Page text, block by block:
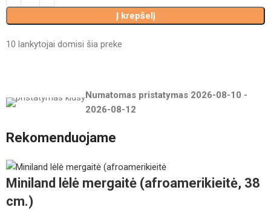
Į krepšelį
10 lankytojai domisi šia preke
Numatomas pristatymas 2026-08-10 -
2026-08-12
Rekomenduojame
Miniland lėlė mergaitė (afroamerikieitė, 38
cm.)